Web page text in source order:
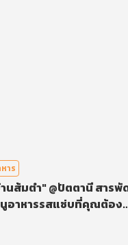
าร
นส้มตำ" @ปัตตานี สารพั
นูอาหารรสแซ่บที่คุณต้อง